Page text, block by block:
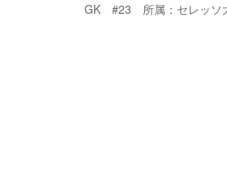
GK #23 所属：セレッソ